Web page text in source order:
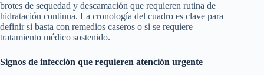
brotes de sequedad y descamación que requieren rutina de
hidratación continua. La cronología del cuadro es clave para
definir si basta con remedios caseros o si se requiere
tratamiento médico sostenido.
Signos de infección que requieren atención urgente